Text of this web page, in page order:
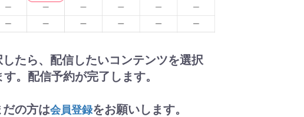
たら、配信したいコンテンツを選択
。配信予約が完了します。
の方は会員登録をお願いします。